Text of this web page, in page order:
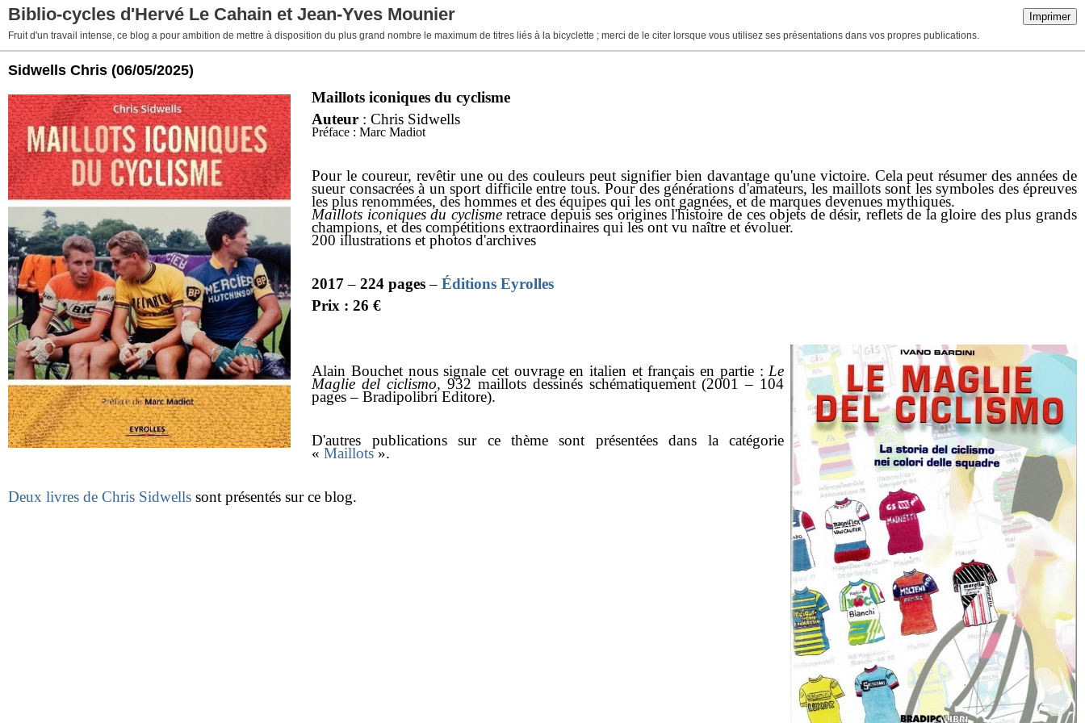
Imprimer
Biblio-cycles d'Hervé Le Cahain et Jean-Yves Mounier
Fruit d'un travail intense, ce blog a pour ambition de mettre à disposition du plus grand nombre le maximum de titres liés à la bicyclette ; merci de le citer lorsque vous utilisez ses présentations dans vos propres publications.
Sidwells Chris (06/05/2025)
Maillots iconiques du cyclisme
Auteur : Chris Sidwells
Préface : Marc Madiot
Pour le coureur, revêtir une ou des couleurs peut signifier bien davantage qu'une victoire. Cela peut résumer des années de
sueur consacrées à un sport difficile entre tous. Pour des générations d'amateurs, les maillots sont les symboles des épreuves
les plus renommées, des hommes et des équipes qui les ont gagnées, et de marques devenues mythiques.
Maillots iconiques du cyclismeretrace depuis ses origines l'histoire de ces objets de désir, reflets de la gloire des plus grands
champions, et des compétitions extraordinaires qui les ont vu naître et évoluer.
200 illustrations et photos d'archives
2017 –224 pages–Éditions Eyrolles
Prix : 26 €
Alain Bouchet nous signale cet ouvrage en italien et français en partie : Le
Maglie del ciclismo, 932 maillots dessinés schématiquement (2001 – 104
pages –Bradipolibri Editore).
D'autres publications sur ce thème sont présentées dans la catégorie
«Maillots».
Deux livres de Chris Sidwells sont présentés sur ce blog.